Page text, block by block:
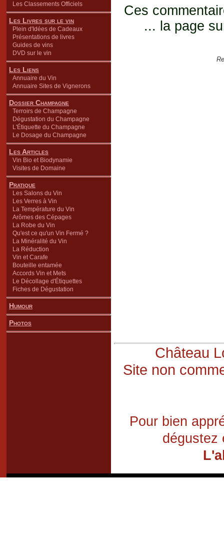
Les Classements Officiels
Les Livres sur le vin
Plein d'Idées de Cadeaux
Présentations de livres
Guides de vins
DVD sur le vin
Les Liens
Annuaire du Vin
Annuaire Sites de Vignerons
Dossier Champagne
Terroirs de Champagne
Dégustation du Champagne
L'Étiquette du Champagne
Le Dosage du Champagne
Les Articles
Vin Bio et Biodynamie
Visites de Domaine
Pratique
Les Salons du Vin
Les Verres à Vin
La Température du Vin
Arômes des Cépages
La Robe du Vin
Qu'est ce qu'un Vin Fermé ?
La Minéralité du Vin
La Réduction
Vin et Carafe
Bouteille entamée
Accords Vin et Mets
Le Décollage d'Étiquettes
Fiches de Dégustation
Humour
Photos
Ces
... la page
Château
Site non
Pour bien
dégustez